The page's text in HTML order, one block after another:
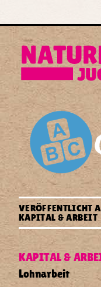
forum
naturfreundejugend
e.v.
Lohnarbeit
VERÖFFENTLICHT
KAPITAL & ARBEIT
KAPITAL &
Lohnarbeit